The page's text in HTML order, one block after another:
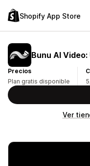
Shopify App Store
Bunu AI Video:
Precios
Plan gratis disponible
Ver